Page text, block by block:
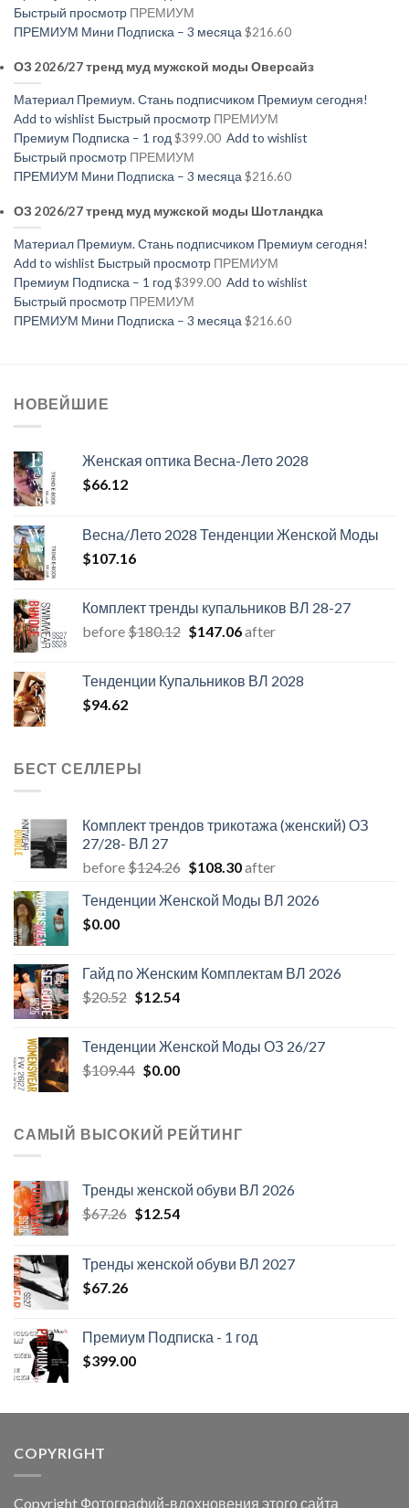
Быстрый просмотр ПРЕМИУМ
ПРЕМИУМ Мини Подписка – 3 месяца $216.60
ОЗ 2026/27 тренд муд мужской моды Оверсайз
Материал Премиум. Стань подписчиком Премиум сегодня!
Add to wishlist Быстрый просмотр ПРЕМИУМ
Премиум Подписка – 1 год $399.00 Add to wishlist
Быстрый просмотр ПРЕМИУМ
ПРЕМИУМ Мини Подписка – 3 месяца $216.60
ОЗ 2026/27 тренд муд мужской моды Шотландка
Материал Премиум. Стань подписчиком Премиум сегодня!
Add to wishlist Быстрый просмотр ПРЕМИУМ
Премиум Подписка – 1 год $399.00 Add to wishlist
Быстрый просмотр ПРЕМИУМ
ПРЕМИУМ Мини Подписка – 3 месяца $216.60
НОВЕЙШИЕ
Женская оптика Весна-Лето 2028
$66.12
Весна/Лето 2028 Тенденции Женской Моды
$107.16
Комплект тренды купальников ВЛ 28-27
before$180.12 Первоначальная
$180.12.
$147.06Текущая
after
Тенденции Купальников ВЛ 2028
$94.62
БЕСТ СЕЛЛЕРЫ
Комплект трендов трикотажа (женский) ОЗ
27/28- ВЛ 27
before$124.26 Первоначальная
составляла
$108.30Текущая
$108.30.
after
Тенденции Женской Моды ВЛ 2026
$0.00
Гайд по Женским Комплектам ВЛ 2026
$20.52 Первоначальная
$20.52.
$12.54Текущая
Тенденции Женской Моды ОЗ 26/27
$109.44 Первоначальная
$109.44.
$0.00Текущая
САМЫЙ ВЫСОКИЙ РЕЙТИНГ
Тренды женской обуви ВЛ 2026
$67.26 Первоначальная
$67.26.
$12.54Текущая
Тренды женской обуви ВЛ 2027
$67.26
Премиум Подписка - 1 год
$399.00
COPYRIGHT
Copyright Фотографий-вдохновения этого сайта